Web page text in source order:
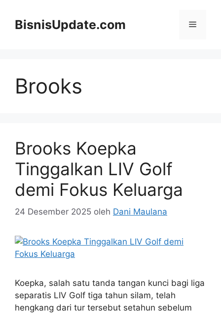
BisnisUpdate.com Menu
Brooks
Brooks Koepka
Tinggalkan LIV Golf
demi Fokus Keluarga
24 Desember 2025 oleh Dani Maulana
Koepka, salah satu tanda tangan kunci bagi liga
separatis LIV Golf tiga tahun silam, telah
hengkang dari tur tersebut setahun sebelum